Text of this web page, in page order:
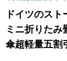
ドイツのス
ミニ折りたみ
傘超軽量五割